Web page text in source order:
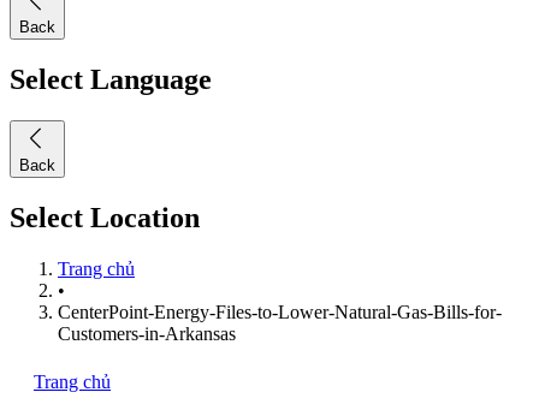
Back
Select Language
Back
Select Location
Trang chủ
•
CenterPoint-Energy-Files-to-Lower-Natural-Gas-Bills-for-
Customers-in-Arkansas
Trang chủ